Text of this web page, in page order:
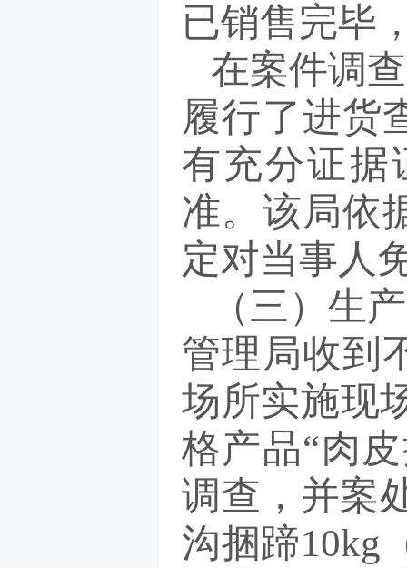
已销售完毕
在案件调
履行了进货
有充分证据
准。该局依
定对当事人
（三）生
管理局收到
场所实施现
格产品“肉
调查，并案
沟捆蹄10kg